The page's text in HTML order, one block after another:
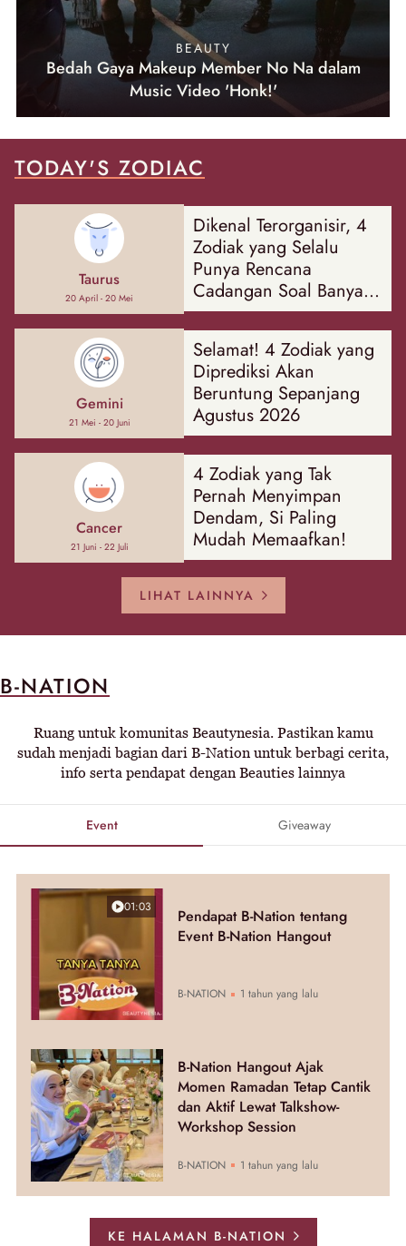
BEAUTY
Bedah Gaya Makeup Member No Na dalam
Music Video 'Honk!'
TODAY'S ZODIAC
Taurus
20 April - 20 Mei
Dikenal Terorganisir, 4
Zodiak yang Selalu
Punya Rencana
Cadangan Soal Banyak
Hal
Gemini
21 Mei - 20 Juni
Selamat! 4 Zodiak yang
Diprediksi Akan
Beruntung Sepanjang
Agustus 2026
Cancer
21 Juni - 22 Juli
4 Zodiak yang Tak
Pernah Menyimpan
Dendam, Si Paling
Mudah Memaafkan!
LIHAT LAINNYA
B-NATION
Ruang untuk komunitas Beautynesia. Pastikan kamu
sudah menjadi bagian dari B-Nation untuk berbagi cerita,
info serta pendapat dengan Beauties lainnya
Event Giveaway
01:03
Pendapat B-Nation tentang
Event B-Nation Hangout
B-NATION 1 tahun yang lalu
B-Nation Hangout Ajak
Momen Ramadan Tetap Cantik
dan Aktif Lewat Talkshow-
Workshop Session
B-NATION 1 tahun yang lalu
KE HALAMAN B-NATION